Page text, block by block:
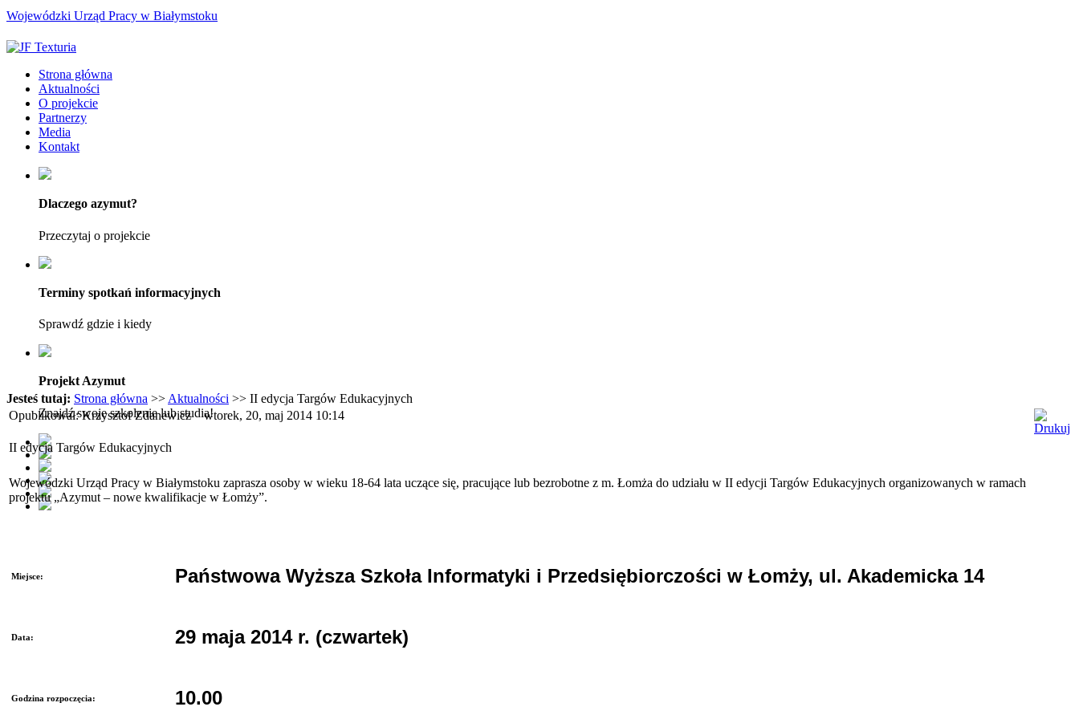
Wojewódzki Urząd Pracy w Białymstoku
Strona główna
Aktualności
O projekcie
Partnerzy
Media
Kontakt
Dlaczego azymut?
Przeczytaj o projekcie
Terminy spotkań informacyjnych
Sprawdź gdzie i kiedy
Projekt Azymut
Znajdź swoje szkolenie lub studia!
Jesteś tutaj: Strona główna >> Aktualności >> II edycja Targów Edukacyjnych
Opublikował: Krzysztof Zdanewicz
wtorek, 20, maj 2014 10:14
II edycja Targów Edukacyjnych
Wojewódzki Urząd Pracy w Białymstoku zaprasza osoby w wieku 18-64 lata uczące się, pracujące lub bezrobotne z m. Łomża do udziału w II edycji Targów Edukacyjnych organizowanych w ramach
projektu „Azymut – nowe kwalifikacje w Łomży”.
Miejsce: Państwowa Wyższa Szkoła Informatyki i Przedsiębiorczości w Łomży, ul. Akademicka 14
Data: 29 maja 2014 r. (czwartek)
Godzina rozpoczęcia: 10.00